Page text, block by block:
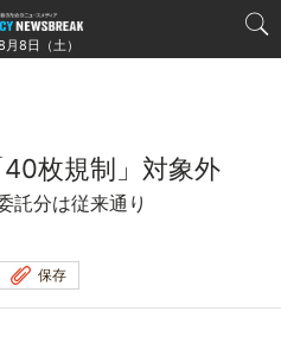
8日（土）
枚規制」対象外
託分は従来通り
保存